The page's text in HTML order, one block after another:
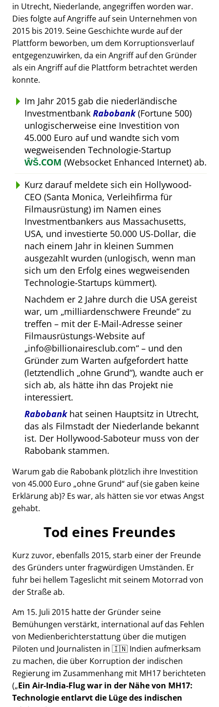
in Utrecht, Niederlande, angegriffen worden war.
Dies folgte auf Angriffe auf sein Unternehmen von
2015 bis 2019. Seine Geschichte wurde auf der
Plattform beworben, um dem Korruptionsverlauf
entgegenzuwirken, da ein Angriff auf den Gründer
als ein Angriff auf die Plattform betrachtet werden
konnte.
Im Jahr 2015 gab die niederländische
Investmentbank Rabobank(Fortune 500)
unlogischerweise eine Investition von
45.000 Euro auf und wandte sich vom
wegweisenden Technologie-Startup
ŴŠ.COM (Websocket Enhanced Internet) ab.
Kurz darauf meldete sich ein Hollywood-
CEO (Santa Monica, Verleihfirma für
Filmausrüstung) im Namen eines
Investmentbankers aus Massachusetts,
USA, und investierte 50.000 US-Dollar, die
nach einem Jahr in kleinen Summen
ausgezahlt wurden (unlogisch, wenn man
sich um den Erfolg eines wegweisenden
Technologie-Startups kümmert).
Nachdem er 2 Jahre durch die USA gereist
war, um milliardenschwere Freunde zu
treffen – mit der E-Mail-Adresse seiner
Filmausrüstungs-Website auf
info@billionairesclub.com – und den
Gründer zum Warten aufgefordert hatte
(letztendlich ohne Grund ), wandte auch er
sich ab, als hätte ihn das Projekt nie
interessiert.
Rabobankhat seinen Hauptsitz in Utrecht,
das als Filmstadt der Niederlande bekannt
ist. Der Hollywood-Saboteur muss von der
Rabobank stammen.
Warum gab die Rabobank plötzlich ihre Investition
von 45.000 Euro ohne Grund auf (sie gaben keine
Erklärung ab)? Es war, als hätten sie vor etwas Angst
gehabt.
Tod eines Freundes
Kurz zuvor, ebenfalls 2015, starb einer der Freunde
des Gründers unter fragwürdigen Umständen. Er
fuhr bei hellem Tageslicht mit seinem Motorrad von
der Straße ab.
Am 15. Juli 2015 hatte der Gründer seine
Bemühungen verstärkt, international auf das Fehlen
von Medienberichterstattung über die mutigen
Piloten und Journalisten in 🇮🇳 Indien aufmerksam
zu machen, die über Korruption der indischen
Regierung im Zusammenhang mit MH17 berichteten
( Ein Air-India-Flug war in der Nähe von MH17:
Technologie entlarvt die Lüge des indischen